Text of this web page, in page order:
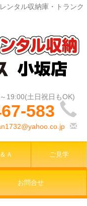
ンタル収納庫・トランク
583
Ａ ご見学
お問合せ